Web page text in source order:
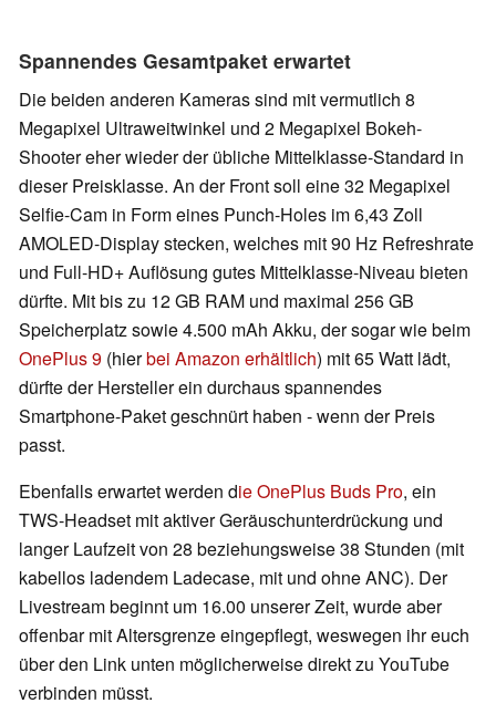
Spannendes Gesamtpaket erwartet
Die beiden anderen Kameras sind mit vermutlich 8
Megapixel Ultraweitwinkel und 2 Megapixel Bokeh-
Shooter eher wieder der übliche Mittelklasse-Standard in
dieser Preisklasse. An der Front soll eine 32 Megapixel
Selfie-Cam in Form eines Punch-Holes im 6,43 Zoll
AMOLED-Display stecken, welches mit 90 Hz Refreshrate
und Full-HD+ Auflösung gutes Mittelklasse-Niveau bieten
dürfte. Mit bis zu 12 GB RAM und maximal 256 GB
Speicherplatz sowie 4.500 mAh Akku, der sogar wie beim
OnePlus 9 (hierbei Amazon erhältlich) mit 65 Watt lädt,
dürfte der Hersteller ein durchaus spannendes
Smartphone-Paket geschnürt haben - wenn der Preis
passt.
Ebenfalls erwartet werden die OnePlus Buds Pro, ein
TWS-Headset mit aktiver Geräuschunterdrückung und
langer Laufzeit von 28 beziehungsweise 38 Stunden (mit
kabellos ladendem Ladecase, mit und ohne ANC). Der
Livestream beginnt um 16.00 unserer Zeit, wurde aber
offenbar mit Altersgrenze eingepflegt, weswegen ihr euch
über den Link unten möglicherweise direkt zu YouTube
verbinden müsst.